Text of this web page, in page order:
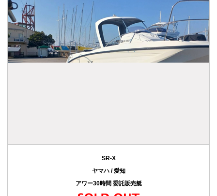
SR-X
ヤマハ / 愛知
アワー30時間 委託販売艇